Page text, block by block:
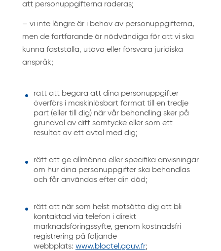
att personuppgifterna raderas;
– vi inte längre är i behov av personuppgifterna,
men de fortfarande är nödvändiga för att vi ska
kunna fastställa, utöva eller försvara juridiska
anspråk;
rätt att begära att dina personuppgifter
överförs i maskinläsbart format till en tredje
part (eller till dig) när vår behandling sker på
grundval av ditt samtycke eller som ett
resultat av ett avtal med dig;
rätt att ge allmänna eller specifika anvisningar
om hur dina personuppgifter ska behandlas
och får användas efter din död;
rätt att när som helst motsätta dig att bli
kontaktad via telefon i direkt
marknadsföringssyfte, genom kostnadsfri
registrering på följande
webbplats: www.bloctel.gouv.fr;